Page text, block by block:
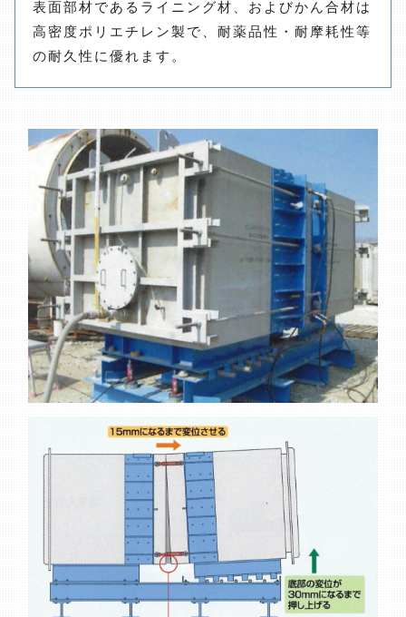
表面部材であるライニング材、およびかん合材は
高密度ポリエチレン製で、耐薬品性・耐摩耗性等
の耐久性に優れます。